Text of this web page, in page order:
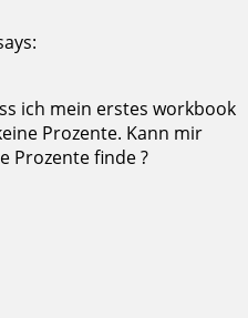
ich mein erstes workbook
Prozente. Kann mir
Prozente finde ?